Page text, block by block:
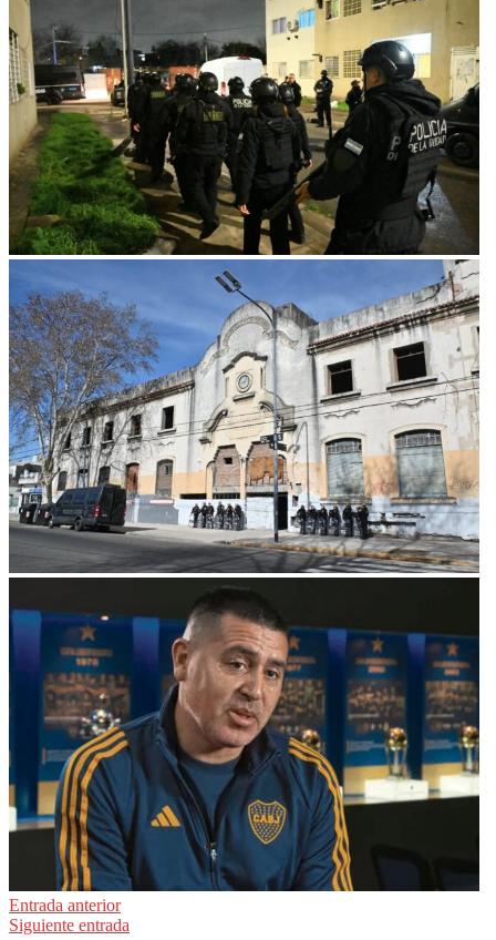
Navegación
Entrada anterior
Siguiente entrada